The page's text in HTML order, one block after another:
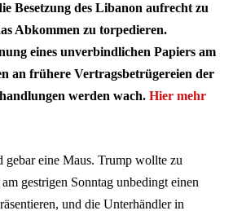
Besetzung des Libanon aufrecht zu
Abkommen zu torpedieren.
eines unverbindlichen Papiers am
an frühere Vertragsbetrügereien der
werden wach. Hier mehr
gebar eine Maus. Trump wollte zu
gestrigen Sonntag unbedingt einen
und die Unterhändler in